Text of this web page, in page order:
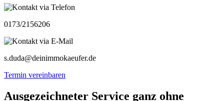
0173/2156206
s.duda@deinimmokaeufer.de
Termin vereinbaren
Ausgezeichneter Service ganz ohne